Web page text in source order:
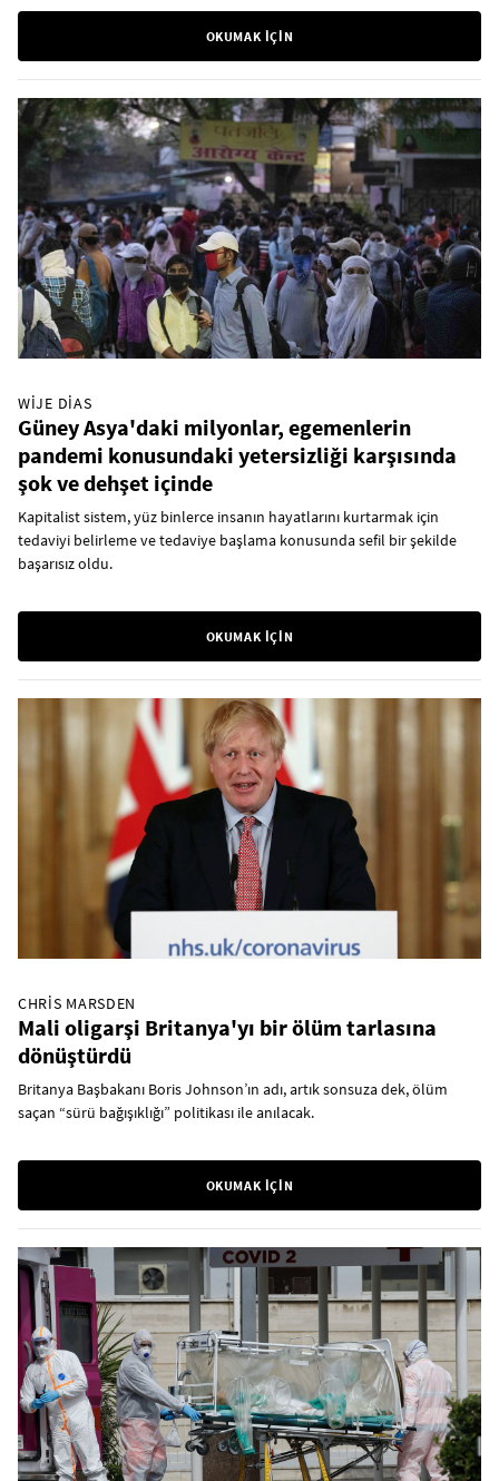
OKUMAK İÇİN
WIJE DIAS
Güney Asya'daki milyonlar, egemenlerin
pandemi konusundaki yetersizliği karşısında
şok ve dehşet içinde
Kapitalist sistem, yüz binlerce insanın hayatlarını kurtarmak için
tedaviyi belirleme ve tedaviye başlama konusunda sefil bir şekilde
başarısız oldu.
OKUMAK İÇİN
CHRIS MARSDEN
Mali oligarşi Britanya'yı bir ölüm tarlasına
dönüştürdü
Britanya Başbakanı Boris Johnson’ın adı, artık sonsuza dek, ölüm
saçan “sürü bağışıklığı” politikası ile anılacak.
OKUMAK İÇİN